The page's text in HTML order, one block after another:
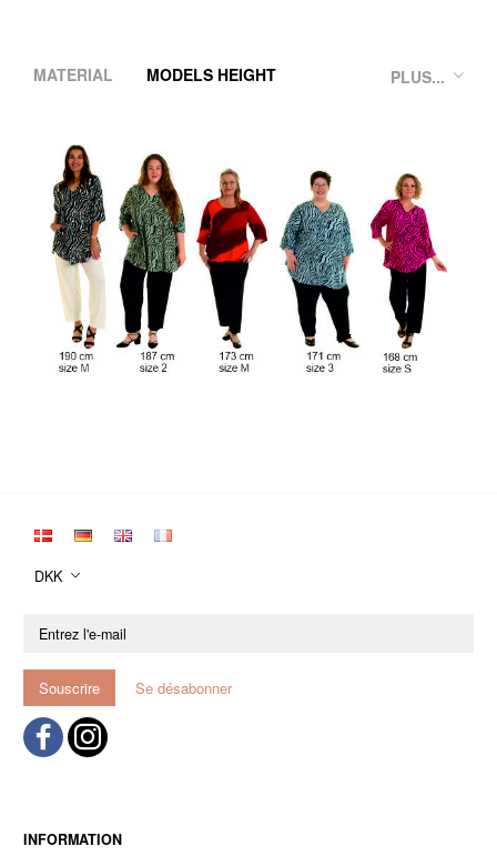
PLUS...
MATERIAL MODELS HEIGHT
DKK
Souscrire Se désabonner
INFORMATION